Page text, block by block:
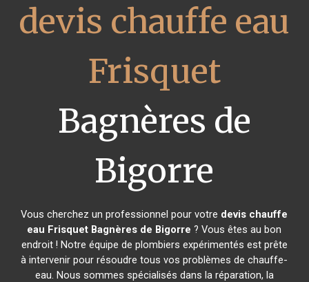
devis chauffe eau
Frisquet
Bagnères de
Bigorre
Vous cherchez un professionnel pour votre devis chauffe
eau Frisquet Bagnères de Bigorre ? Vous êtes au bon
endroit ! Notre équipe de plombiers expérimentés est prête
à intervenir pour résoudre tous vos problèmes de chauffe-
eau. Nous sommes spécialisés dans la réparation, la